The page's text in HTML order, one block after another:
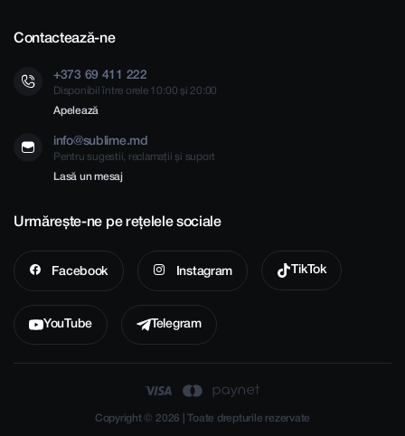
Contactează-ne
+373 69 411 222
Disponibil între orele 10:00 și 20:00
Apelează
info@sublime.md
Pentru sugestii, reclamații și suport
Lasă un mesaj
Urmărește-ne pe rețelele sociale
Facebook Instagram TikTok
YouTube Telegram
Copyright © 2026 | Toate drepturile rezervate